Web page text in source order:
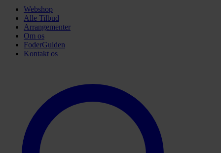
Webshop
Alle Tilbud
Arrangementer
Om os
FoderGuiden
Kontakt os